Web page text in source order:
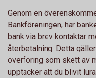
Genom en
Bankföreningen, har
bank via brev kontaktar
återbetalning. Detta
överföring som skett av
upptäcker att du blivit